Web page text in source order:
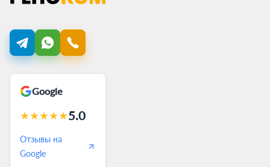
Google
★★★★★5.0
Отзывы на
Google